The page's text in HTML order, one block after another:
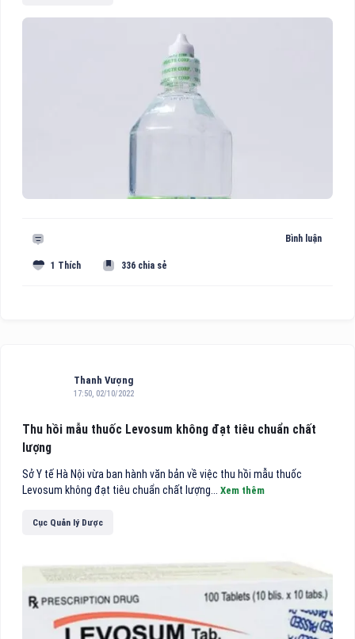
Bình luận
1 Thích 336 chia sẻ
Thanh Vượng
17:50, 02/10/2022
Thu hồi mẫu thuốc Levosum không đạt tiêu chuẩn chất
lượng
Sở Y tế Hà Nội vừa ban hành văn bản về việc thu hồi mẫu thuốc
Levosum không đạt tiêu chuẩn chất lượng... Xem thêm
Cục Quản lý Dược